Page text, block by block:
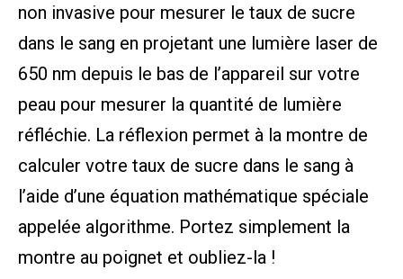
non invasive pour mesurer le taux de sucre
dans le sang en projetant une lumière laser de
650 nm depuis le bas de l’appareil sur votre
peau pour mesurer la quantité de lumière
réfléchie. La réflexion permet à la montre de
calculer votre taux de sucre dans le sang à
l’aide d’une équation mathématique spéciale
appelée algorithme. Portez simplement la
montre au poignet et oubliez-la !